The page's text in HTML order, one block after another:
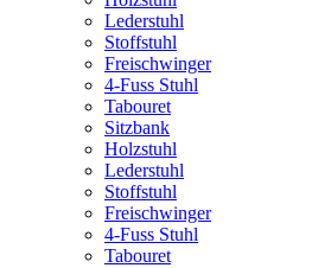
Lederstuhl
Stoffstuhl
Freischwinger
4-Fuss Stuhl
Tabouret
Sitzbank
Holzstuhl
Lederstuhl
Stoffstuhl
Freischwinger
4-Fuss Stuhl
Tabouret